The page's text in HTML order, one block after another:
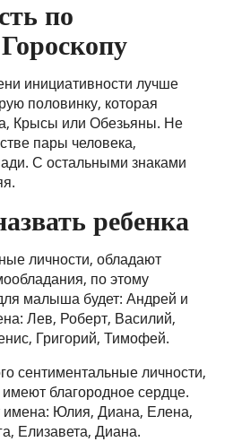
по
инициативности лучше
половинку, которая
Крысы или Обезьяны. Не
пары человека,
С остальными знаками
ребенка
личности, обладают
по этому
малыша будет: Андрей и
Лев, Роберт, Василий,
Григорий, Тимофей.
сентиментальные личности,
благородное сердце.
имена: Юлия, Диана, Елена,
Елизавета, Диана.